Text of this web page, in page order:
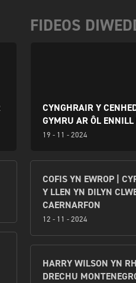
FIDEOS
CYNGHRAIR Y
GYMRU AR ÔL
19 - 11 - 2024
COFIS YN EWROP |
Y LLEN YN DILYN
CAERNARFON
12 - 11 - 2024
HARRY WILSON YN
DRECHU